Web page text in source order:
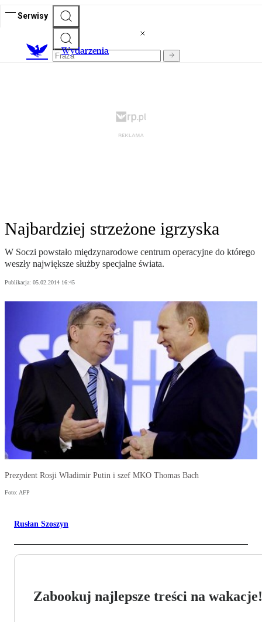
Serwisy
Wydarzenia
Najbardziej strzeżone igrzyska
W Soczi powstało międzynarodowe centrum operacyjne do którego
weszły największe służby specjalne świata.
Publikacja: 05.02.2014 16:45
Prezydent Rosji Władimir Putin i szef MKO Thomas Bach
Foto: AFP
Rusłan Szoszyn
Zabookuj najlepsze treści na wakacje!